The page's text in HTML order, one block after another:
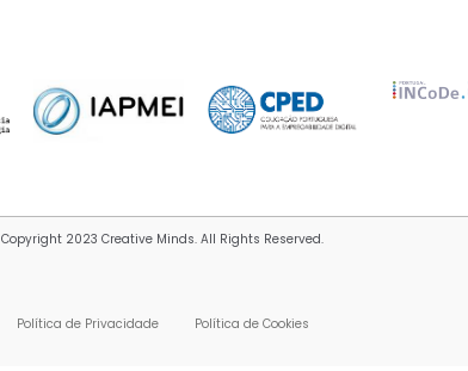
Copyright 2023 Creative Minds. All Rights Reserved.
Política de Privacidade Política de Cookies